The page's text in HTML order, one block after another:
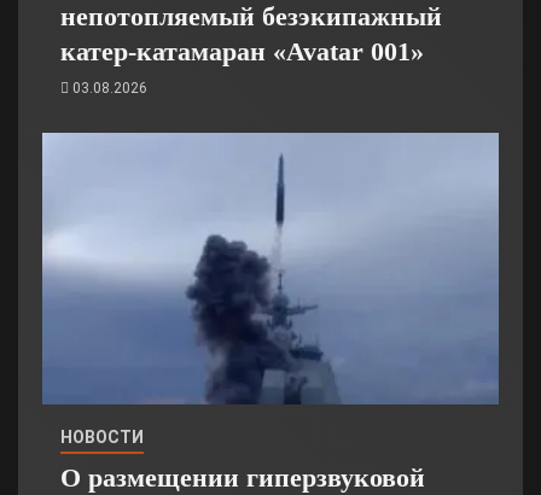
непотопляемый безэкипажный
катер-катамаран «Avatar 001»
03.08.2026
НОВОСТИ
О размещении гиперзвуковой